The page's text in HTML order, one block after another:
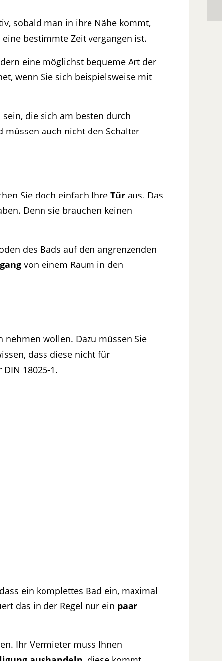
sobald man in ihre Nähe kommt,
bestimmte Zeit vergangen ist.
eine möglichst bequeme Art der
wenn Sie sich beispielsweise mit
die sich am besten durch
müssen auch nicht den Schalter
Sie doch einfach IhreTür aus. Das
Denn sie brauchen keinen
des Bads auf den angrenzenden
von einem Raum in den
nehmen wollen. Dazu müssen Sie
dass diese nicht für
18025-1.
ein komplettes Bad ein, maximal
das in der Regel nur ein paar
Ihr Vermieter muss Ihnen